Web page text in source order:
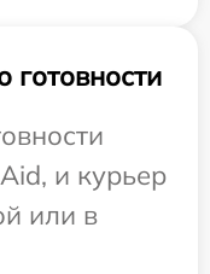
и курьер
или в